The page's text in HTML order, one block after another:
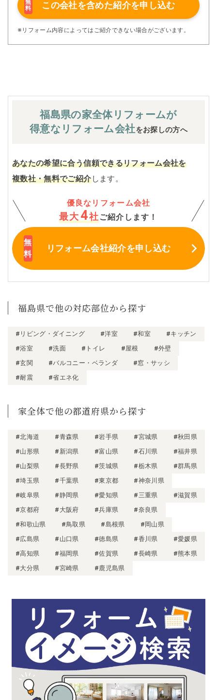
施工マニュアルや検査体制により高い施工品質を実現。
さらに、住友不動産のリフォームならではの充実の保証、
アフターサービス体制で工事後も安心です。
ぜひ、あなたの大切なお住まいの再生を私たちにお任せく
無
料
この会社を含めた紹介を申し込む
※リフォーム内容によってはご紹介できない場合がございます。
福島県の家全体リフォームが
得意なリフォーム会社をお探しの方へ
あなたの希望に合う信頼できるリフォーム会社を
複数社・無料でご紹介します。
優良なリフォーム会社
最大 4社 ご紹介します！
リフォーム会社紹介を申し込む
福島県で他の対応部位から探す
#リビング・ダイニング #洋室 #和室
#キッチン
#浴室
#洗面 #トイレ #屋根
#外壁
#玄関
#バルコニー・ベランダ
#窓・サッシ
#耐震
#省エネ化
家全体で他の都道府県から探す
#北海道 #青森県 #岩手県 #宮城県
#秋田県
#山形県
#新潟県 #富山県 #石川県
#福井県
#山梨県
#長野県 #茨城県 #栃木県
#群馬県
#埼玉県
#千葉県 #東京都
#神奈川県
#岐阜県
#静岡県 #愛知県 #三重県
#滋賀県
#京都府
#大阪府 #兵庫県
#奈良県
#和歌山県
#鳥取県 #島根県
#岡山県
#広島県
#山口県 #徳島県 #香川県
#愛媛県
#高知県
#福岡県 #佐賀県 #長崎県
#熊本県
#大分県
#宮崎県 #鹿児島県